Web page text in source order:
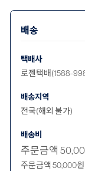
배송
택배사
로젠택배(1588-
배송지역
전국(해외 불가)
배송비
주문금액
주문금액 50,000